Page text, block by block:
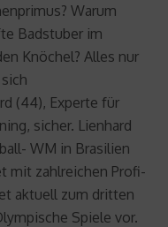
Warum
Badstuber im
Knöchel? Alles nur
(44), Experte für
sicher. Lienhard
WM in Brasilien
mit zahlreichen Profi-
aktuell zum dritten
Spiele vor.